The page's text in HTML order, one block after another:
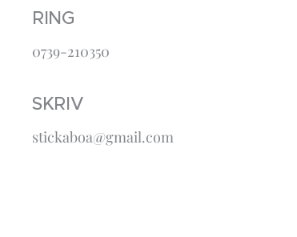
RING
0739-210350
SKRIV
stickaboa@gmail.com